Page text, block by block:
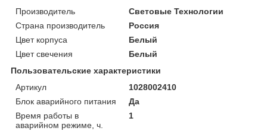
Производитель
Световые Технологии
Страна производитель
Россия
Цвет корпуса
Белый
Цвет свечения
Белый
Пользовательские характеристики
Артикул
1028002410
Блок аварийного питания
Да
Время работы в
аварийном режиме, ч.
1